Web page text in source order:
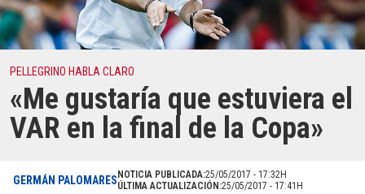
PELLEGRINO HABLA CLARO
«Me gustaría que estuviera el
VAR en la final de la Copa»
GERMÁN PALOMARES NOTICIA PUBLICADA:25/05/2017 - 17:32H
ÚLTIMA ACTUALIZACIÓN:25/05/2017 - 17:41H